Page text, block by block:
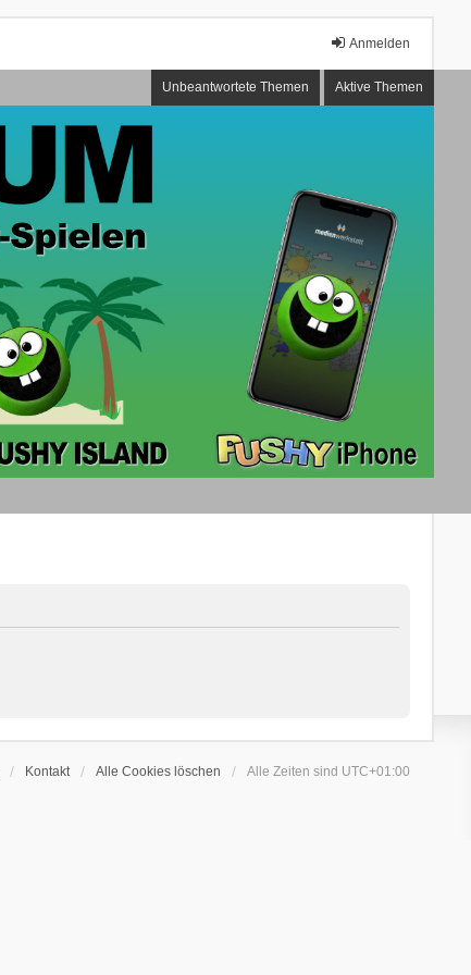
Anmelden
Unbeantwortete Themen Aktive Themen
Kontakt Alle Cookies löschen Alle Zeiten sind UTC+01:00